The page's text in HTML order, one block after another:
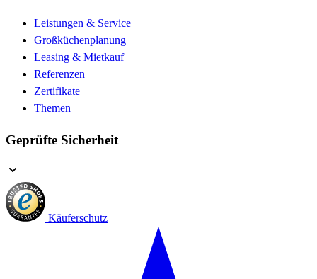
Leistungen & Service
Großküchenplanung
Leasing & Mietkauf
Referenzen
Zertifikate
Themen
Geprüfte Sicherheit
Käuferschutz